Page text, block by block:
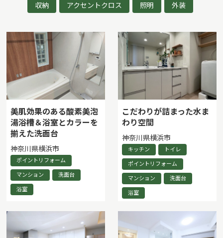
収納 アクセントクロス 照明 外装
美肌効果のある酸素美泡
湯浴槽＆浴室とカラーを
揃えた洗面台
神奈川県横浜市
ポイントリフォーム
マンション 洗面台
浴室
こだわりが詰まった水ま
わり空間
神奈川県横浜市
キッチン トイレ
ポイントリフォーム
マンション 洗面台
浴室